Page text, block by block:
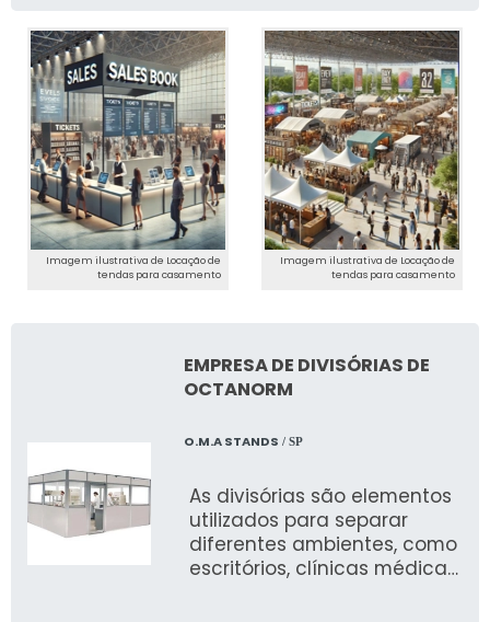
Imagem ilustrativa de Locação de
tendas para casamento
Imagem ilustrativa de Locação de
tendas para casamento
EMPRESA DE DIVISÓRIAS DE
OCTANORM
O.M.A STANDS / SP
As divisórias são elementos
utilizados para separar
diferentes ambientes, como
escritórios, clínicas médicas